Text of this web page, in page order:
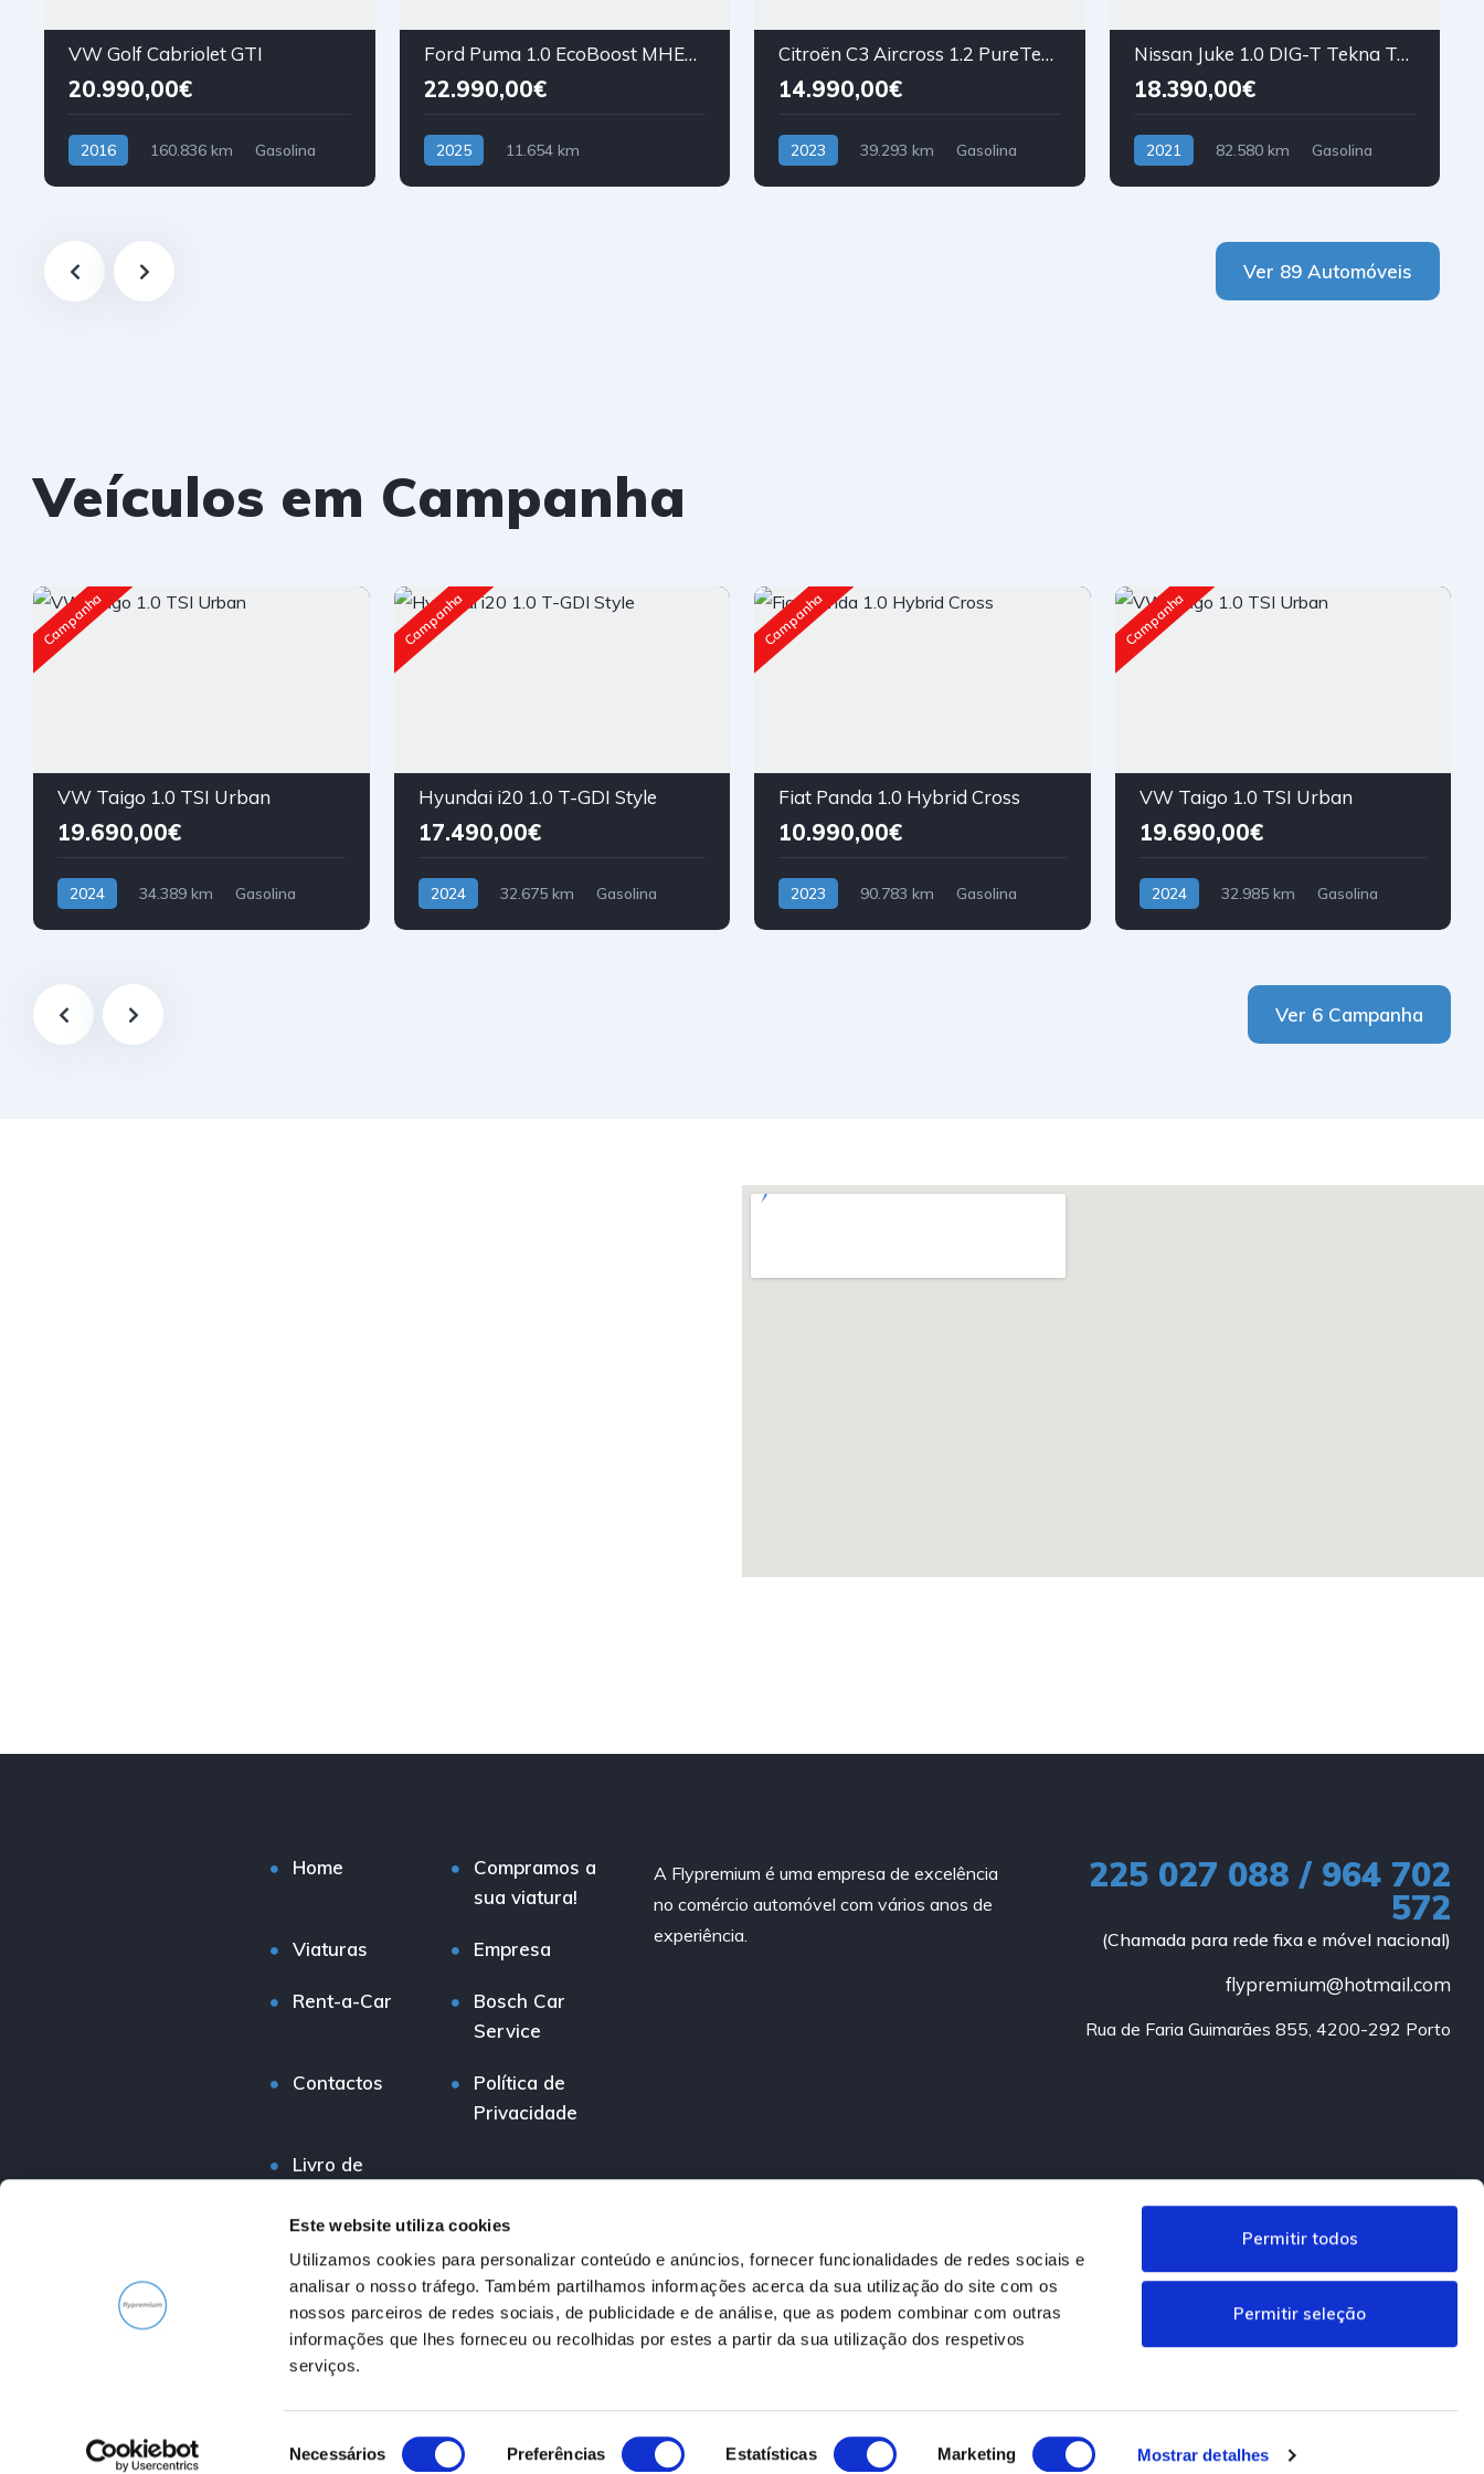
Este website utiliza cookies
Utilizamos cookies para personalizar conteúdo e anúncios, fornecer funcionalidades de redes sociais e
analisar o nosso tráfego. Também partilhamos informações acerca da sua utilização do site com os
nossos parceiros de redes sociais, de publicidade e de análise, que as podem combinar com outras
informações que lhes forneceu ou recolhidas por estes a partir da sua utilização dos respetivos
serviços.
e
Necessários Preferências Estatísticas Marketing Mostrar detalhes
Permitir todos
Permitir seleção
VW Golf Cabriolet GTI
20.990,00€
2016 160.836 km
Gasolina
Ford Puma 1.0 EcoBoost MHEV ST-Line Aut.
22.990,00€
2025
11.654 km
Citroën C3 Aircross 1.2 PureTech C-Series
14.990,00€
2023 39.293 km
Gasolina
Nissan Juke 1.0 DIG-T Tekna TwoTone T DCT
18.390,00€
2021 82.580 km
Gasolina
Ver 89 Automóveis
Veículos em Campanha
Campanha
VW Taigo 1.0 TSI Urban
19.690,00€
2024 34.389 km
Gasolina
Campanha
Hyundai i20 1.0 T-GDI Style
17.490,00€
2024 32.675 km
Gasolina
Campanha
Fiat Panda 1.0 Hybrid Cross
10.990,00€
2023 90.783 km
Gasolina
Campanha
VW Taigo 1.0 TSI Urban
19.690,00€
2024 32.985 km
Gasolina
Ver 6 Campanha
Home
Compramos a
sua viatura!
Viaturas Empresa
Rent-a-Car
Bosch Car
Service
Contactos
Política de
Privacidade
Livro de
A Flypremium é uma empresa de excelência
no comércio automóvel com vários anos de
experiência.
225 027 088 / 964 702
572
(Chamada para rede fixa e móvel nacional)
flypremium@hotmail.com
Rua de Faria Guimarães 855, 4200-292 Porto
Intermediário de Crédito a Título Acessório registado no Banco de Portugal sob o nº 0000600.Informação Legal